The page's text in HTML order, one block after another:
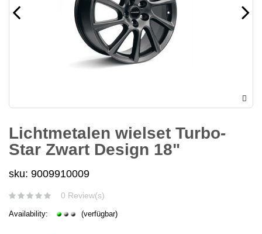
Lichtmetalen wielset Turbo-
Star Zwart Design 18"
sku: 9009910009
0 Review(s)
Availability: (verfügbar)